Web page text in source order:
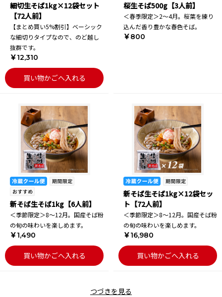
細切生そば1kg×12袋セット
【72人前】
【まとめ買い5%割引】ベーシック
な細切りタイプなので、のど越し
抜群です。
￥12,310
買い物かごへ入れる
桜生そば500g【3人前】
＜春季限定＞2～4月。桜葉を練り
込んだ香り豊かな春色そば。
￥800
新そば生そば1kg【6人前】
＜季節限定＞8～12月。国産そば粉
の旬の味わいを楽しめます。
￥1,490
買い物かごへ入れる
新そば生そば1kg×12袋セッ
ト【72人前】
＜季節限定＞8～12月。国産そば粉
の旬の味わいを楽しめます。
￥16,980
買い物かごへ入れる
つづきを見る